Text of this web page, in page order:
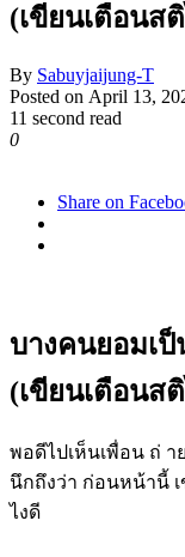
(เขียนเตือนส
By Sabuyjaijung-T
Posted on April 13,
11 second read
0
Share on
บางคนยอมเป็
(เขียนเตือนส
พอดีไปเห็นเพื่อน ถ่ าย
นึกถึงว่า ก่อนหน้านี้
ไงดี